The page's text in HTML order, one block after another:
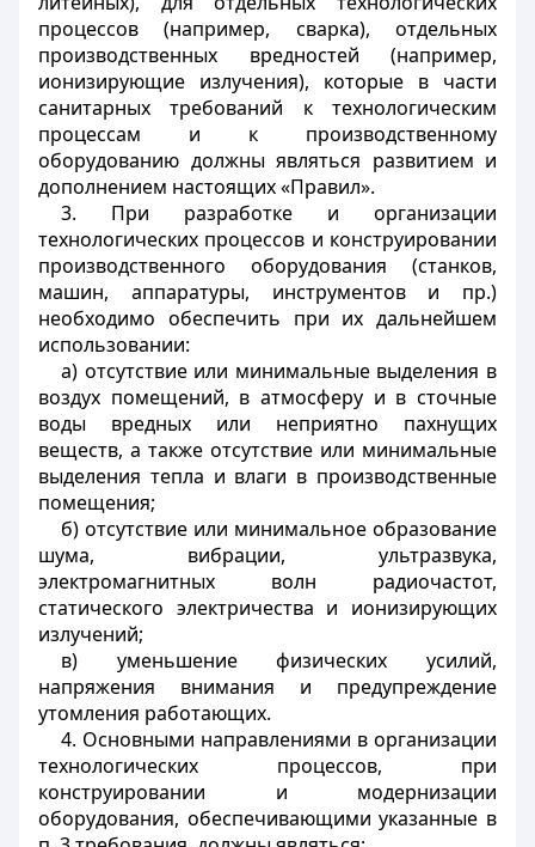
процессов (например, сварка), отдельных
производственных вредностей (например,
ионизирующие излучения), которые в части
санитарных требований к технологическим
процессам и к производственному
оборудованию должны являться развитием и
дополнением настоящих «Правил».
3. При разработке и организации
технологических процессов и конструировании
производственного оборудования (станков,
машин, аппаратуры, инструментов и пр.)
необходимо обеспечить при их дальнейшем
использовании:
а) отсутствие или минимальные выделения в
воздух помещений, в атмосферу и в сточные
воды вредных или неприятно пахнущих
веществ, а также отсутствие или минимальные
выделения тепла и влаги в производственные
помещения;
б) отсутствие или минимальное образование
шума, вибрации, ультразвука,
электромагнитных волн радиочастот,
статического электричества и ионизирующих
излучений;
в) уменьшение физических усилий,
напряжения внимания и предупреждение
утомления работающих.
4. Основными направлениями в организации
технологических процессов, при
конструировании и модернизации
оборудования, обеспечивающими указанные в